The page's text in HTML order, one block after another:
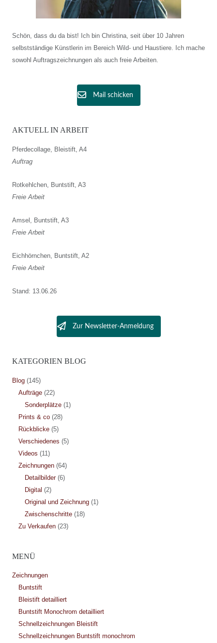
Schön, dass du da bist! Ich bin Christina, seit über 10 Jahren
selbstständige Künstlerin im Bereich Wild- und Haustiere. Ich mache
sowohl Auftragszeichnungen als auch freie Arbeiten.
Mail schicken
AKTUELL IN ARBEIT
Pferdecollage, Bleistift, A4
Auftrag
Rotkehlchen, Buntstift, A3
Freie Arbeit
Amsel, Buntstift, A3
Freie Arbeit
Eichhörnchen, Buntstift, A2
Freie Arbeit
Stand: 13.06.26
Zur Newsletter-Anmeldung
KATEGORIEN BLOG
Blog(145)
Aufträge(22)
Sonderplätze(1)
Prints & co(28)
Rückblicke(5)
Verschiedenes (5)
Videos (11)
Zeichnungen(64)
Detailbilder(6)
Digital (2)
Original und Zeichnung(1)
Zwischenschritte(18)
Zu Verkaufen(23)
MENÜ
Zeichnungen
Buntstift
Bleistift detailliert
Buntstift Monochrom detailliert
Schnellzeichnungen Bleistift
Schnellzeichnungen Buntstift monochrom